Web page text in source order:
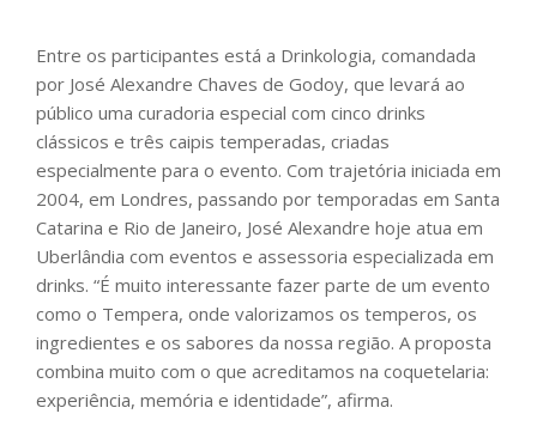
Entre os participantes está a Drinkologia, comandada
por José Alexandre Chaves de Godoy, que levará ao
público uma curadoria especial com cinco drinks
clássicos e três caipis temperadas, criadas
especialmente para o evento. Com trajetória iniciada em
2004, em Londres, passando por temporadas em Santa
Catarina e Rio de Janeiro, José Alexandre hoje atua em
Uberlândia com eventos e assessoria especializada em
drinks. “É muito interessante fazer parte de um evento
como o Tempera, onde valorizamos os temperos, os
ingredientes e os sabores da nossa região. A proposta
combina muito com o que acreditamos na coquetelaria:
experiência, memória e identidade”, afirma.